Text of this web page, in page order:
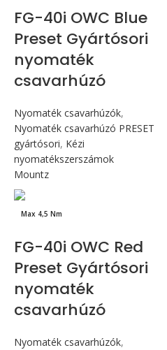
FG-40i OWC Blue
Preset Gyártósori
nyomaték
csavarhúzó
Nyomaték csavarhúzók,
Nyomaték csavarhúzó PRESET
gyártósori, Kézi
nyomatékszerszámok
Mountz
Max 4,5 Nm
FG-40i OWC Red
Preset Gyártósori
nyomaték
csavarhúzó
Nyomaték csavarhúzók,